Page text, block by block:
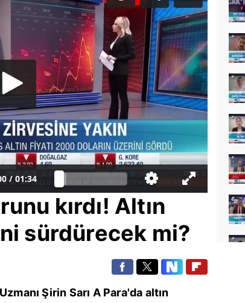
/ 01:34
kırdı! Altın
sürdürecek mi?
Şirin Sarı A Para'da altın